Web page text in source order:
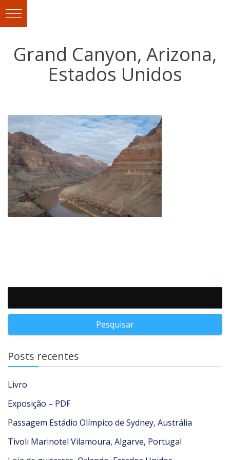
Grand Canyon, Arizona,
Estados Unidos
Posts recentes
Livro
Exposição – PDF
Passagem Estádio Olímpico de Sydney, Austrália
Tivoli Marinotel Vilamoura, Algarve, Portugal